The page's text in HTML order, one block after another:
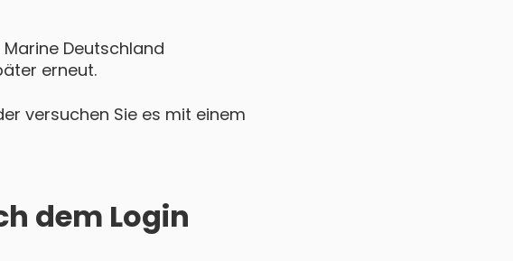
Deutschland
erneut.
versuchen Sie es mit einem
dem Login